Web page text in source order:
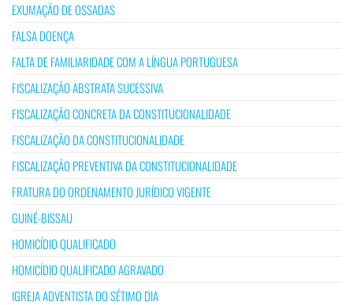
EXUMAÇÃO DE OSSADAS
FALSA DOENÇA
FALTA DE FAMILIARIDADE COM A LÍNGUA PORTUGUESA
FISCALIZAÇÃO ABSTRATA SUCESSIVA
FISCALIZAÇÃO CONCRETA DA CONSTITUCIONALIDADE
FISCALIZAÇÃO DA CONSTITUCIONALIDADE
FISCALIZAÇÃO PREVENTIVA DA CONSTITUCIONALIDADE
FRATURA DO ORDENAMENTO JURÍDICO VIGENTE
GUINÉ-BISSAU
HOMICÍDIO QUALIFICADO
HOMICÍDIO QUALIFICADO AGRAVADO
IGREJA ADVENTISTA DO SÉTIMO DIA